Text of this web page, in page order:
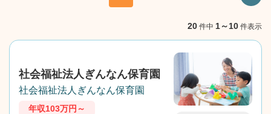
20 件中 1～10 件表示
社会福祉法人ぎんなん保育園
社会福祉法人ぎんなん保育園
年収103万円～